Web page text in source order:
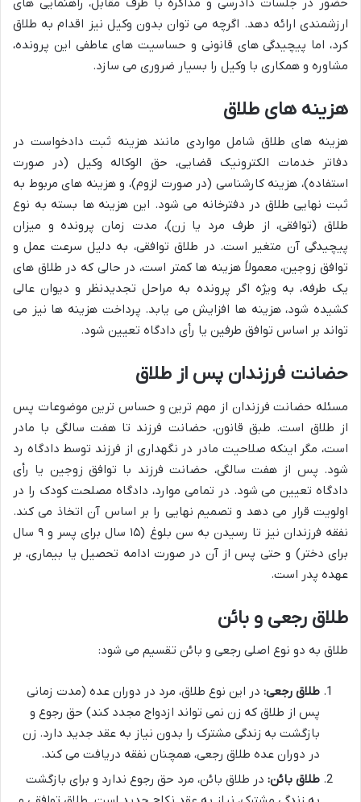
ارزشمندی ارائه دهد. اگرچه می توان بدون وکیل نیز اقدام به طلاق
کرد، اما پیچیدگی های قانونی و حساسیت های عاطفی این پرونده،
مشاوره و همکاری با وکیل را بسیار ضروری می سازد.
هزینه های طلاق
هزینه های طلاق شامل مواردی مانند هزینه ثبت دادخواست در
دفاتر خدمات الکترونیک قضایی، حق الوکاله وکیل (در صورت
استفاده)، هزینه کارشناسی (در صورت لزوم)، و هزینه های مربوط به
ثبت نهایی طلاق در دفترخانه می شود. این هزینه ها بسته به نوع
طلاق (توافقی، از طرف مرد یا زن)، مدت زمان پرونده و میزان
پیچیدگی آن متغیر است. در طلاق توافقی، به دلیل سرعت عمل و
توافق زوجین، معمولاً هزینه ها کمتر است، در حالی که در طلاق های
یک طرفه، به ویژه اگر پرونده به مراحل تجدیدنظر و دیوان عالی
کشیده شود، هزینه ها افزایش می یابد. پرداخت هزینه ها نیز می
تواند بر اساس توافق طرفین یا رأی دادگاه تعیین شود.
حضانت فرزندان پس از طلاق
مسئله حضانت فرزندان از مهم ترین و حساس ترین موضوعات پس
از طلاق است. طبق قانون، حضانت فرزند تا هفت سالگی با مادر
است، مگر اینکه صلاحیت مادر در نگهداری از فرزند توسط دادگاه رد
شود. پس از هفت سالگی، حضانت فرزند با توافق زوجین یا رأی
دادگاه تعیین می شود. در تمامی موارد، دادگاه مصلحت کودک را در
اولویت قرار می دهد و تصمیم نهایی را بر اساس آن اتخاذ می کند.
نفقه فرزندان نیز تا رسیدن به سن بلوغ (۱۵ سال برای پسر و ۹ سال
برای دختر) و حتی پس از آن در صورت ادامه تحصیل یا بیماری، بر
عهده پدر است.
طلاق رجعی و بائن
طلاق به دو نوع اصلی رجعی و بائن تقسیم می شود:
طلاق رجعی: در این نوع طلاق، مرد در دوران عده (مدت زمانی
پس از طلاق که زن نمی تواند ازدواج مجدد کند) حق رجوع و
بازگشت به زندگی مشترک را بدون نیاز به عقد جدید دارد. زن
در دوران عده طلاق رجعی، همچنان نفقه دریافت می کند.
طلاق بائن: در طلاق بائن، مرد حق رجوع ندارد و برای بازگشت